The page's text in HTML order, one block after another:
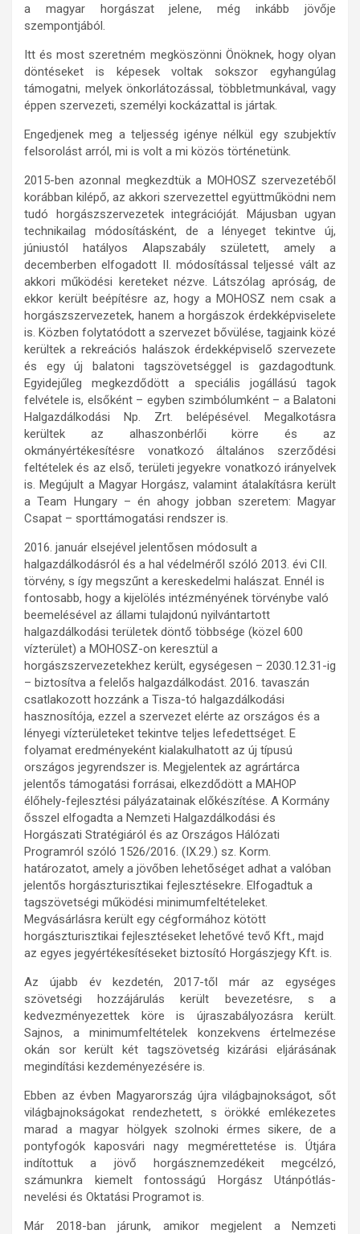
a magyar horgászat jelene, még inkább jövője
szempontjából.
Itt és most szeretném megköszönni Önöknek, hogy olyan
döntéseket is képesek voltak sokszor egyhangúlag
támogatni, melyek önkorlátozással, többletmunkával, vagy
éppen szervezeti, személyi kockázattal is jártak.
Engedjenek meg a teljesség igénye nélkül egy szubjektív
felsorolást arról, mi is volt a mi közös történetünk.
2015-ben azonnal megkezdtük a MOHOSZ szervezetéből
korábban kilépő, az akkori szervezettel együttműködni nem
tudó horgászszervezetek integrációját. Májusban ugyan
technikailag módosításként, de a lényeget tekintve új,
júniustól hatályos Alapszabály született, amely a
decemberben elfogadott II. módosítással teljessé vált az
akkori működési kereteket nézve. Látszólag apróság, de
ekkor került beépítésre az, hogy a MOHOSZ nem csak a
horgászszervezetek, hanem a horgászok érdekképviselete
is. Közben folytatódott a szervezet bővülése, tagjaink közé
kerültek a rekreációs halászok érdekképviselő szervezete
és egy új balatoni tagszövetséggel is gazdagodtunk.
Egyidejűleg megkezdődött a speciális jogállású tagok
felvétele is, elsőként – egyben szimbólumként – a Balatoni
Halgazdálkodási Np. Zrt. belépésével. Megalkotásra
kerültek az alhaszonbérlői körre és az
okmányértékesítésre vonatkozó általános szerződési
feltételek és az első, területi jegyekre vonatkozó irányelvek
is. Megújult a Magyar Horgász, valamint átalakításra került
a Team Hungary – én ahogy jobban szeretem: Magyar
Csapat – sporttámogatási rendszer is.
2016. január elsejével jelentősen módosult a
halgazdálkodásról és a hal védelméről szóló 2013. évi CII.
törvény, s így megszűnt a kereskedelmi halászat. Ennél is
fontosabb, hogy a kijelölés intézményének törvénybe való
beemelésével az állami tulajdonú nyilvántartott
halgazdálkodási területek döntő többsége (közel 600
vízterület) a MOHOSZ-on keresztül a
horgászszervezetekhez került, egységesen – 2030.12.31-ig
– biztosítva a felelős halgazdálkodást. 2016. tavaszán
csatlakozott hozzánk a Tisza-tó halgazdálkodási
hasznosítója, ezzel a szervezet elérte az országos és a
lényegi vízterületeket tekintve teljes lefedettséget. E
folyamat eredményeként kialakulhatott az új típusú
országos jegyrendszer is. Megjelentek az agrártárca
jelentős támogatási forrásai, elkezdődött a MAHOP
élőhely-fejlesztési pályázatainak előkészítése. A Kormány
ősszel elfogadta a Nemzeti Halgazdálkodási és
Horgászati Stratégiáról és az Országos Hálózati
Programról szóló 1526/2016. (IX.29.) sz. Korm.
határozatot, amely a jövőben lehetőséget adhat a valóban
jelentős horgászturisztikai fejlesztésekre. Elfogadtuk a
tagszövetségi működési minimumfeltételeket.
Megvásárlásra került egy cégformához kötött
horgászturisztikai fejlesztéseket lehetővé tevő Kft., majd
az egyes jegyértékesítéseket biztosító Horgászjegy Kft. is.
Az újabb év kezdetén, 2017-től már az egységes
szövetségi hozzájárulás került bevezetésre, s a
kedvezményezettek köre is újraszabályozásra került.
Sajnos, a minimumfeltételek konzekvens értelmezése
okán sor került két tagszövetség kizárási eljárásának
megindítási kezdeményezésére is.
Ebben az évben Magyarország újra világbajnokságot, sőt
világbajnokságokat rendezhetett, s örökké emlékezetes
marad a magyar hölgyek szolnoki érmes sikere, de a
pontyfogók kaposvári nagy megmérettetése is. Útjára
indítottuk a jövő horgásznemzedékeit megcélzó,
számunkra kiemelt fontosságú Horgász Utánpótlás-
nevelési és Oktatási Programot is.
Már 2018-ban járunk, amikor megjelent a Nemzeti